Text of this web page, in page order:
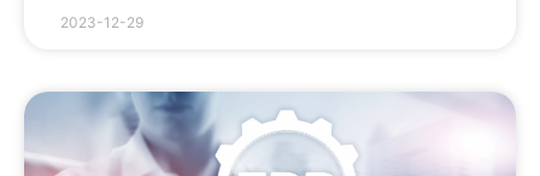
2023-12-29